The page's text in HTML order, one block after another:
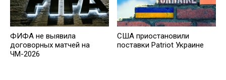
ФИФА не выявила
договорных матчей на
ЧМ-2026
США приостановили
поставки Patriot Украине